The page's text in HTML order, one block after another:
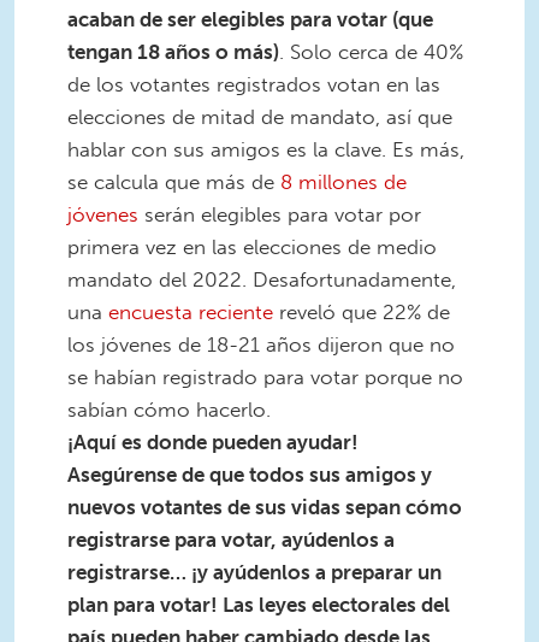
acaban de ser elegibles para votar (que
tengan 18 años o más) . Solo cerca de 40%
de los votantes registrados votan en las
elecciones de mitad de mandato, así que
hablar con sus amigos es la clave. Es más,
se calcula que más de 8 millones de
jóvenes serán elegibles para votar por
primera vez en las elecciones de medio
mandato del 2022. Desafortunadamente,
una encuesta reciente reveló que 22% de
los jóvenes de 18-21 años dijeron que no
se habían registrado para votar porque no
sabían cómo hacerlo.
¡Aquí es donde pueden ayudar!
Asegúrense de que todos sus amigos y
nuevos votantes de sus vidas sepan cómo
registrarse para votar, ayúdenlos a
registrarse… ¡y ayúdenlos a preparar un
plan para votar! Las leyes electorales del
país pueden haber cambiado desde las